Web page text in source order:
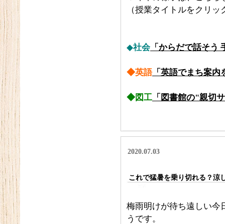
（授業タイトルをクリ
◆社会 「からだで話そう
◆英語「英語でまち案内
◆図工 「図書館の"親切
2020.07.03
これで猛暑を乗り切れる？涼
梅雨明けが待ち遠しい今
うです。